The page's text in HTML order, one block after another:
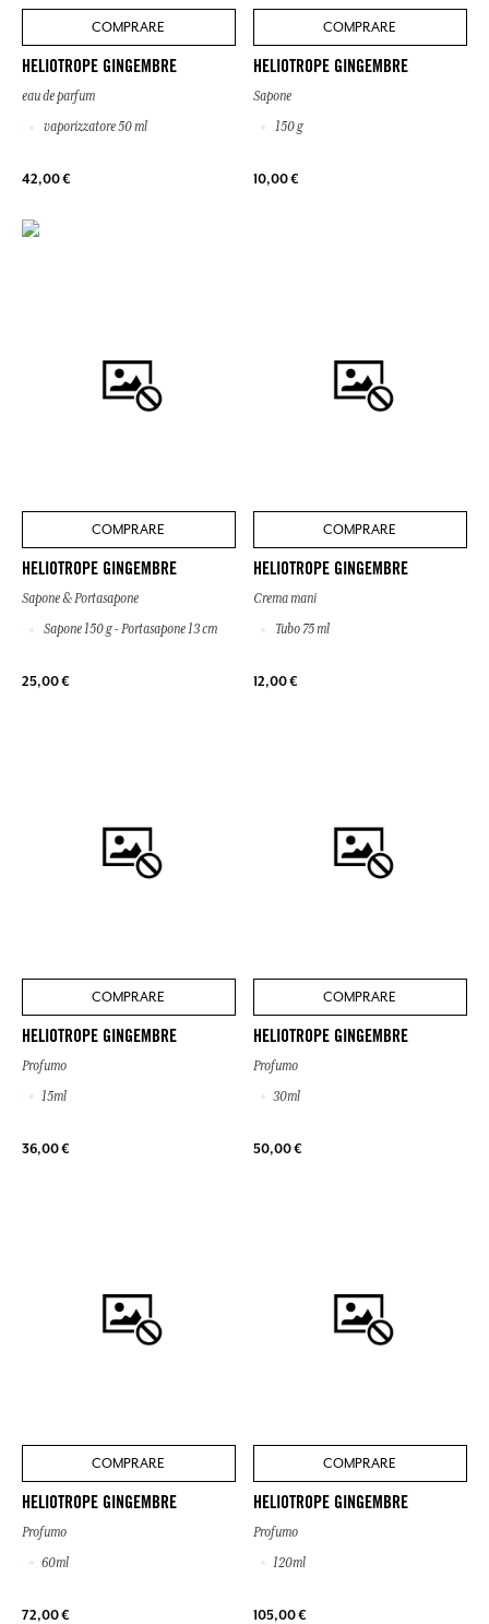
COMPRARE
HELIOTROPE GINGEMBRE
eau de parfum
vaporizzatore 50 ml
42,00 €
COMPRARE
HELIOTROPE GINGEMBRE
Sapone
150 g
10,00 €
COMPRARE
HELIOTROPE GINGEMBRE
Sapone & Portasapone
Sapone 150 g - Portasapone 13 cm
25,00 €
COMPRARE
HELIOTROPE GINGEMBRE
Crema mani
Tubo 75 ml
12,00 €
COMPRARE
HELIOTROPE GINGEMBRE
Profumo
15ml
36,00 €
COMPRARE
HELIOTROPE GINGEMBRE
Profumo
30ml
50,00 €
COMPRARE
HELIOTROPE GINGEMBRE
Profumo
60ml
72,00 €
COMPRARE
HELIOTROPE GINGEMBRE
Profumo
120ml
105,00 €